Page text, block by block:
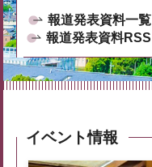
報道発表資料一覧
報道発表資料RSS
イベント情報